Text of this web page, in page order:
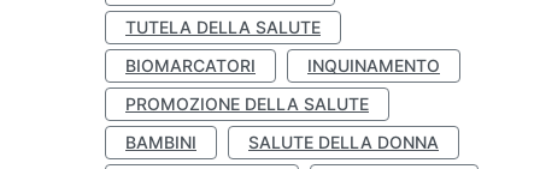
TUTELA DELLA SALUTE
BIOMARCATORI
INQUINAMENTO
PROMOZIONE DELLA SALUTE
BAMBINI
SALUTE DELLA DONNA